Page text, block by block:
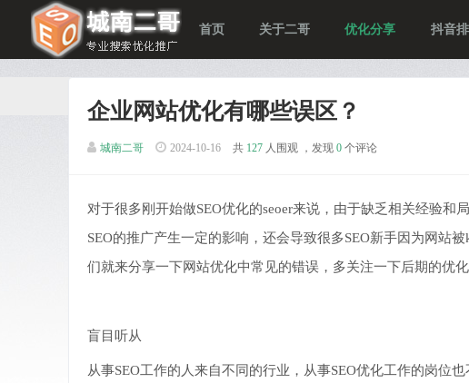
首页 关于二哥 优化分享 抖音
企业网站优化有哪些误区？
城南二哥 2024-10-16 共 127 人围观 ，发现 0 个评论
对于很多刚开始做SEO优化的seoer来说，由于缺乏相关经验
SEO的推广产生一定的影响，还会导致很多SEO新手因为网站
们就来分享一下网站优化中常见的错误，多关注一下后期的优化
盲目听从
从事SEO工作的人来自不同的行业，从事SEO优化工作的岗位